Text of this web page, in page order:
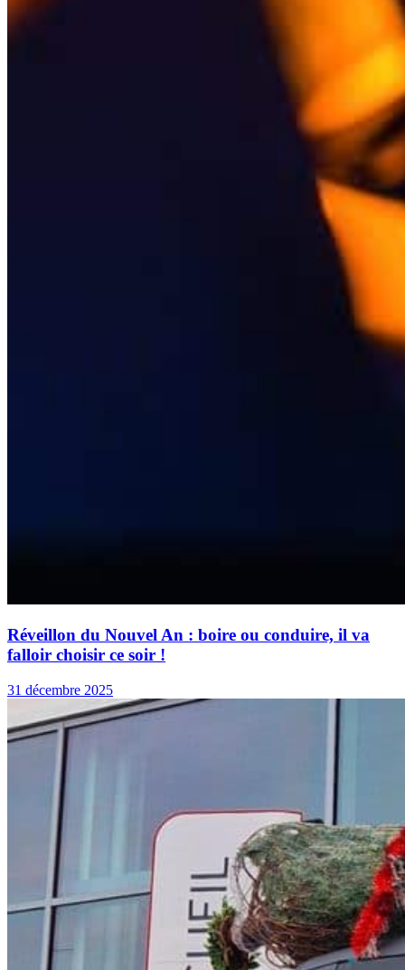
Réveillon du Nouvel An : boire ou conduire, il va
falloir choisir ce soir !
31 décembre 2025